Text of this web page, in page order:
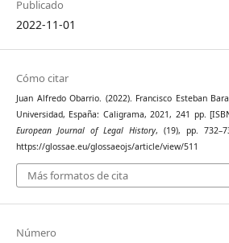
Publicado
2022-11-01
Cómo citar
Juan Alfredo Obarrio. (2022). Francisco Esteban
Universidad, España: Caligrama, 2021, 241 pp.
European Journal of Legal History, (19), pp.
https://glossae.eu/glossaeojs/article/view/511
Más formatos de cita
Número